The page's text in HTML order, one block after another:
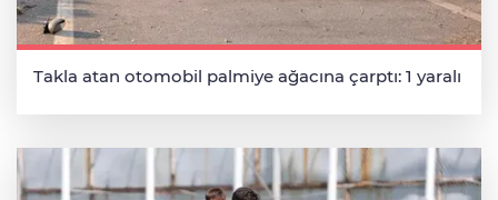
Takla atan otomobil palmiye ağacına çarptı: 1 yaralı